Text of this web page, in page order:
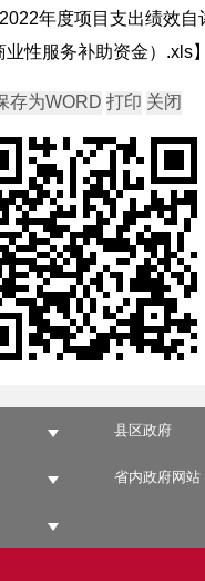
年度项目支出绩效自
业性服务补助资金）.xls】
县区政府
省内政府网站